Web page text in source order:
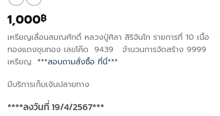
1,000฿
เหรียญเลื่อนสมณศักดิ์ หลวงปู่ศิลา สิริจันโท รายการที่ 10 เนื้อ
ทองแดงชุบทอง เลขโค๊ด 9439 จำนวนการจัดสร้าง 9999
เหรียญ ***สอบถามสั่งซื้อ ที่นี่***
มีบริการเก็บเงินปลายทาง
****ลงวันที่ 19/4/2567***